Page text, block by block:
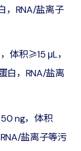
，RNA/盐离子
体积≥15 μL，
白，RNA/盐离
ng，体积
盐离子等污